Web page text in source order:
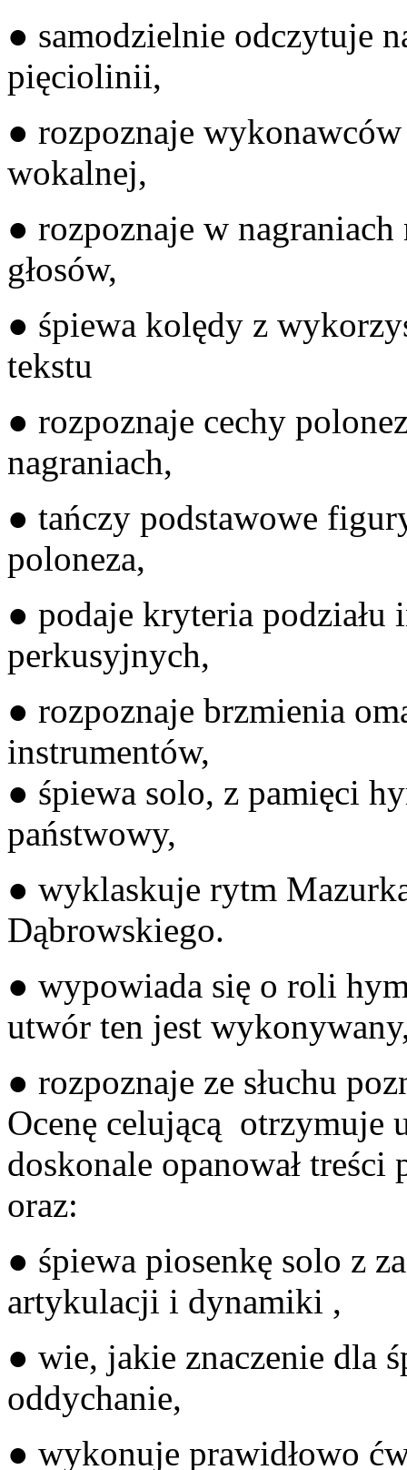
● samodzielnie odczytuje
● rozpoznaje
● rozpoznaje w nagraniach
● śpiewa kolędy z
● rozpoznaje cechy
● tańczy podstawowe
● podaje kryteria podziału
● rozpoznaje brzmienia
● śpiewa solo, z pamięci
● wyklaskuje rytm
● wypowiada się o roli
utwór ten jest
● rozpoznaje ze słuchu
Ocenę celującą otrzymuje
doskonale opanował
● śpiewa piosenkę solo z
artykulacji
● wie, jakie znaczenie dla
● wykonuje prawidłowo